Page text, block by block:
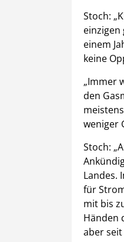
Stoch:
einem
keine
„Immer
den
weniger
Stoch:
Landes.
für
mit bis
Händen
aber